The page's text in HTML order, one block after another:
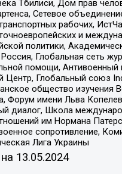
Тбилиси, Дом прав
Сетевое
рабочих,
и
политики,
Глобальная сеть
помощи, Антивоенный
Глобальный союз
общество
имени Льва
диалог, Школа
им Нормана
сопротивление,
Лига Украины
13.05.2024